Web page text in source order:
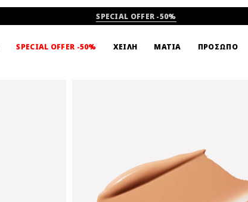
SPECIAL OFFER -50%
SPECIAL OFFER -50% ΧΕΙΛΗ ΜΑΤΙΑ ΠΡΟΣΩΠΟ